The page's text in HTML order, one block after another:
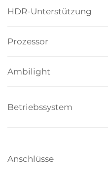
HDR-Unterstützung
Prozessor
Ambilight
Betriebssystem
Anschlüsse